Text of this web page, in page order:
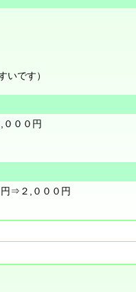
いです）
００円
円⇒２,０００円